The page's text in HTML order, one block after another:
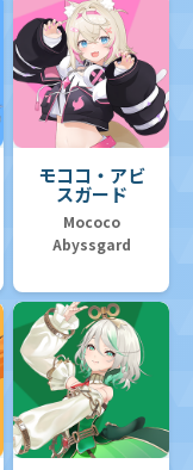
モココ・アビ
スガード
Mococo
Abyssgard